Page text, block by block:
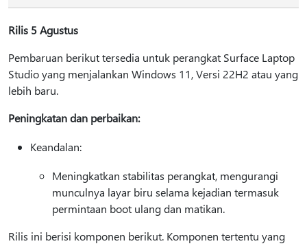
Rilis 5 Agustus
Pembaruan berikut tersedia untuk perangkat Surface Laptop
Studio yang menjalankan Windows 11, Versi 22H2 atau yang
lebih baru.
Peningkatan dan perbaikan:
Keandalan:
Meningkatkan stabilitas perangkat, mengurangi
munculnya layar biru selama kejadian termasuk
permintaan boot ulang dan matikan.
Rilis ini berisi komponen berikut. Komponen tertentu yang